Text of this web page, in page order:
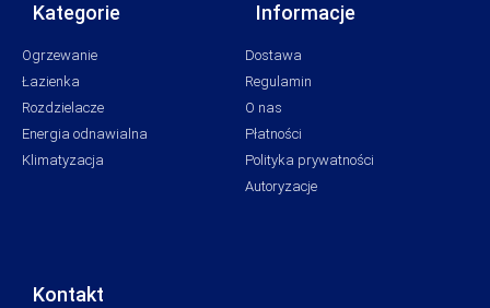
Kategorie
Ogrzewanie
Łazienka
Rozdzielacze
Energia odnawialna
Klimatyzacja
Informacje
Dostawa
Regulamin
O nas
Płatności
Polityka prywatności
Autoryzacje
Kontakt